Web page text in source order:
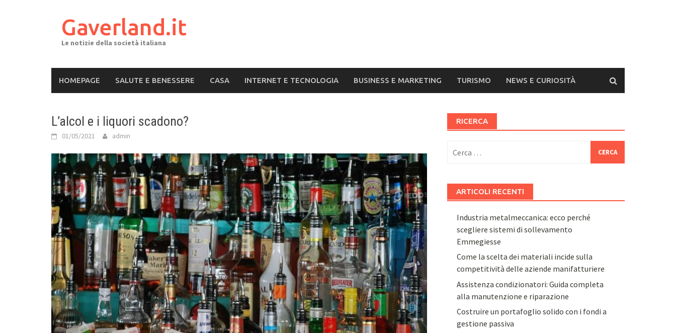
Gaverland.it
Le notizie della società italiana
HOMEPAGE SALUTE E BENESSERE CASA INTERNET E TECNOLOGIA BUSINESS E MARKETING TURISMO NEWS E CURIOSITÀ
L’alcol e i liquori scadono?
01/05/2021 admin
RICERCA
per:
ARTICOLI RECENTI
Industria metalmeccanica: ecco perché
scegliere sistemi di sollevamento
Emmegiesse
Come la scelta dei materiali incide sulla
competitività delle aziende manifatturiere
Assistenza condizionatori: Guida completa
alla manutenzione e riparazione
Costruire un portafoglio solido con i fondi a
gestione passiva